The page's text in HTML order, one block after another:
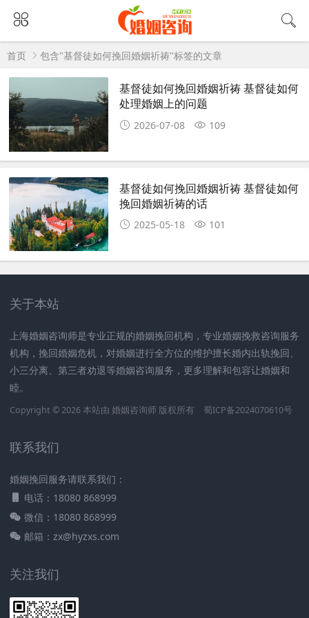
首页 包含"基督徒如何挽回婚姻祈祷"标签的文章
基督徒如何挽回婚姻祈祷 基督徒如何
处理婚姻上的问题
2026-07-08 109
基督徒如何挽回婚姻祈祷 基督徒如何
挽回婚姻祈祷的话
2025-05-18 101
关于本站
上海婚姻咨询师是专业正规的婚姻挽回机构，专业婚姻挽救咨询服务
机构，挽回婚姻危机，对婚姻进行全方位的维护擅长婚内出轨挽回、
小三分离、第三者劝退等婚姻咨询服务，更多理解和包容让婚姻和
睦。
Copyright © 2026 本站由 婚姻咨询师 版权所有 蜀ICP备2024070610号
联系我们
婚姻挽回服务请联系我们：
电话：18080 868999
微信：18080 868999
邮箱：zx@hyzxs.com
关注我们